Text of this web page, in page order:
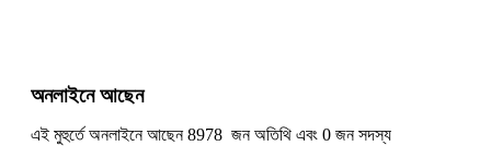
অনলাইনে আছেন
এই মুহুর্তে অনলাইনে আছেন 8978 জন অতিথি এবং 0 জন সদস্য